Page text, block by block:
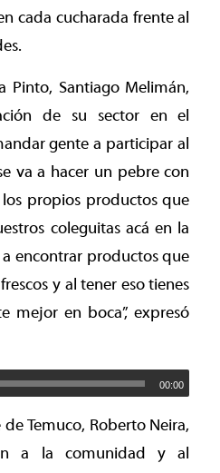
cada cucharada frente al
Pinto, Santiago Melimán,
de su sector en el
gente a participar al
va a hacer un pebre con
propios productos que
coleguitas acá en la
encontrar productos que
y al tener eso tienes
mejor en boca”, expresó
00:00
Temuco, Roberto Neira,
a la comunidad y al